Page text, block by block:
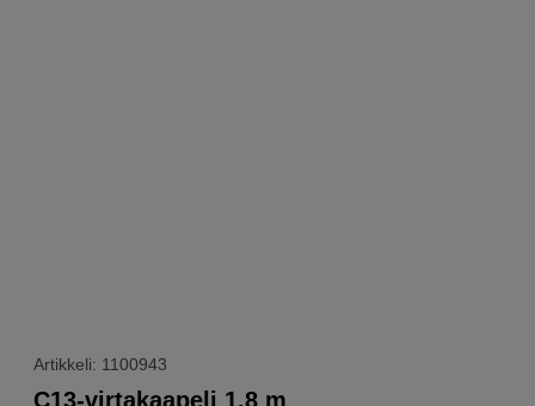
Artikkeli: 1100943
C13-virtakaapeli 1,8 m